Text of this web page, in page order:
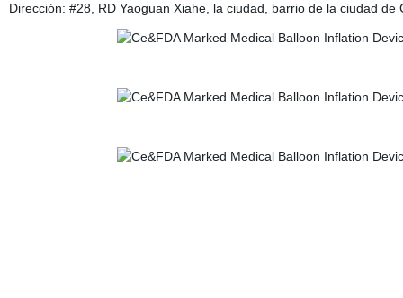
Dirección: #28, RD Yaoguan Xiahe, la ciudad, barrio de la ciudad